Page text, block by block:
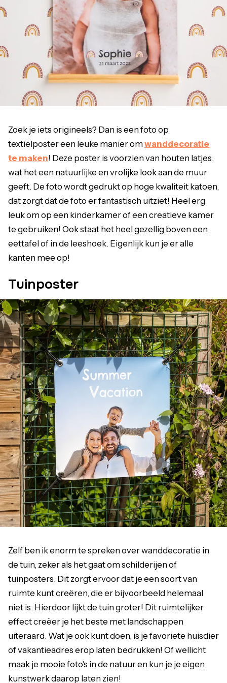
Zoek je iets origineels? Dan is een foto op
textielposter een leuke manier omwanddecoratie
te maken! Deze poster is voorzien van houten latjes,
wat het een natuurlijke en vrolijke look aan de muur
geeft. De foto wordt gedrukt op hoge kwaliteit katoen,
dat zorgt dat de foto er fantastisch uitziet! Heel erg
leuk om op een kinderkamer of een creatieve kamer
te gebruiken! Ook staat het heel gezellig boven een
eettafel of in de leeshoek. Eigenlijk kun je er alle
kanten mee op!
Tuinposter
Zelf ben ik enorm te spreken over wanddecoratie in
de tuin, zeker als het gaat om schilderijen of
tuinposters. Dit zorgt ervoor dat je een soort van
ruimte kunt creëren, die er bijvoorbeeld helemaal
niet is. Hierdoor lijkt de tuin groter! Dit ruimtelijker
effect creëer je het beste met landschappen
uiteraard. Wat je ook kunt doen, is je favoriete huisdier
of vakantieadres erop laten bedrukken! Of wellicht
maak je mooie foto's in de natuur en kun je je eigen
kunstwerk daarop laten zien!